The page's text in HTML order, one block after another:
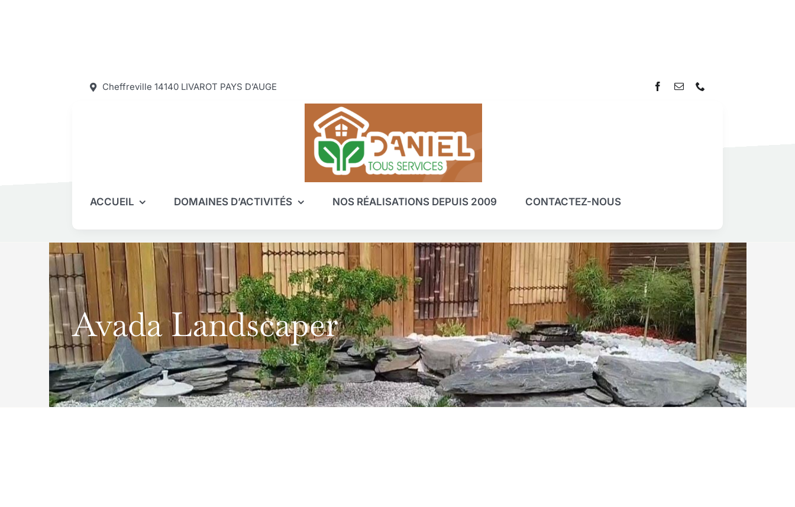
Cheffreville 14140 LIVAROT PAYS D’AUGE
ACCUEIL DOMAINES D’ACTIVITÉS NOS RÉALISATIONS DEPUIS 2009 CONTACTEZ-NOUS
Avada Landscaper